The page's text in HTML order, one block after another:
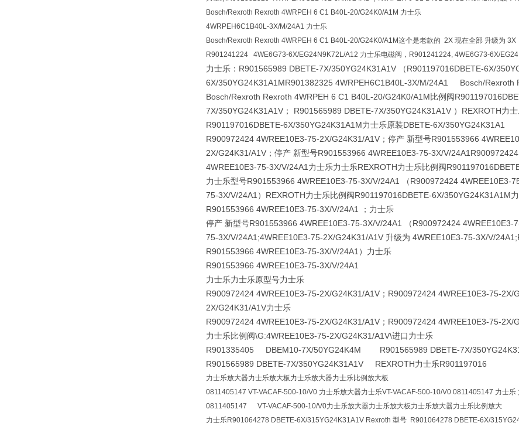
Bosch/Rexroth Rexroth 4WRPEH 6 C1 B40L-20/G24K0/A1M 力士乐
4WRPEH6C1B40L-3X/M/24A1 力士乐
Bosch/Rexroth Rexroth 4WRPEH 6 C1 B40L-20/G24K0/A1M这个是老款的 2X 现在全部 升级为
R901241224 4WE6G73-6X/EG24N9K72L/A12 力士乐电磁阀，R901241224, 4WE6G73-6X/
力士乐：R901565989 DBETE-7X/350YG24K31A1V （R901197016DBETE-6X/
6X/350YG24K31A1MR901382325 4WRPEH6C1B40L-3X/M/24A1 Bosch/Rexroth
Bosch/Rexroth Rexroth 4WRPEH 6 C1 B40L-20/G24K0/A1M比例阀R901197016
7X/350YG24K31A1V； R901565989 DBETE-7X/350YG24K31A1V ）REXROTH力
R901197016DBETE-6X/350YG24K31A1M力士乐原装DBETE-6X/350YG24K31A1
R900972424 4WREE10E3-75-2X/G24K31/A1V；停产 新型号R901553966
2X/G24K31/A1V；停产 新型号R901553966 4WREE10E3-75-3X/V/
4WREE10E3-75-3X/V/24A1力士乐力士乐REXROTH力士乐比例阀R901197016
力士乐型号R901553966 4WREE10E3-75-3X/V/24A1 （R900972424 4WREE10E3-
75-3X/V/24A1）REXROTH力士乐比例阀R901197016DBETE-6X/350YG24K31A1M
R901553966 4WREE10E3-75-3X/V/24A1 ；力士乐
停产 新型号R901553966 4WREE10E3-75-3X/V/24A1 （R900972424 4WREE10E3-
75-3X/V/24A1;4WREE10E3-75-2X/G24K31/A1V 升级为 4WREE10E3-75-3X/V/
R901553966 4WREE10E3-75-3X/V/24A1）力士乐
R901553966 4WREE10E3-75-3X/V/24A1
力士乐力士乐原型号力士乐
R900972424 4WREE10E3-75-2X/G24K31/A1V；R900972424 4WREE10E3-75-2X/
2X/G24K31/A1V力士乐
R900972424 4WREE10E3-75-2X/G24K31/A1V；R900972424 4WREE10E3-75-2X/
力士乐比例阀\G:4WREE10E3-75-2X/G24K31/A1V\进口力士乐
R901335405 DBEM10-7X/50YG24K4M R901565989 DBETE-7X/
R901565989 DBETE-7X/350YG24K31A1V REXROTH力士乐R901197016
力士乐放大器力士乐放大板力士乐放大器力士乐比例放大板
0811405147 VT-VACAF-500-10/V0 力士乐放大器力士乐VT-VACAF-500-10/V0 0811405147 力士
0811405147 VT-VACAF-500-10/V0力士乐放大器力士乐放大板力士乐放大器力士乐比例放大
力士乐R901064278 DBETE-6X/315YG24K31A1V Rexroth 型号 R901064278 DBETE-6X/